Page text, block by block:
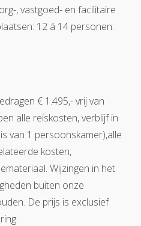
, vastgoed- en facilitaire
12 á 14 personen.
€ 1.495,- vrij van
alle reiskosten, verblijf in
van 1 persoonskamer),alle
kosten,
Wijzingen in het
buiten onze
De prijs is exclusief